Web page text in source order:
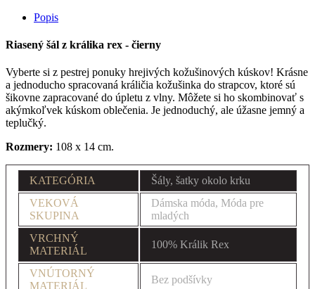
Popis
Riasený šál z králika rex - čierny
Vyberte si z pestrej ponuky hrejivých kožušinových kúskov! Krásne
a jednoducho spracovaná králičia kožušinka do strapcov, ktoré sú
šikovne zapracované do úpletu z vlny. Môžete si ho skombinovať s
akýmkoľvek kúskom oblečenia. Je jednoduchý, ale úžasne jemný a
teplučký.
Rozmery: 108 x 14 cm.
KATEGÓRIA
Šály, šatky okolo krku
VEKOVÁ
SKUPINA
Dámska móda, Móda pre
mladých
VRCHNÝ
MATERIÁL
100% Králik Rex
VNÚTORNÝ
MATERIÁL
Bez podšívky